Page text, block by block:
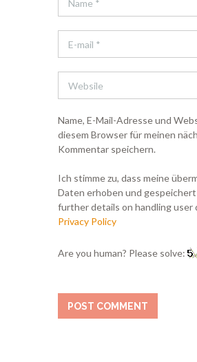
Name, E-Mail-Adresse und
diesem Browser für meinen
Kommentar speichern.
Ich stimme zu, dass meine
Daten erhoben und
further details on handling user
Privacy Policy
Are you human? Please solve: